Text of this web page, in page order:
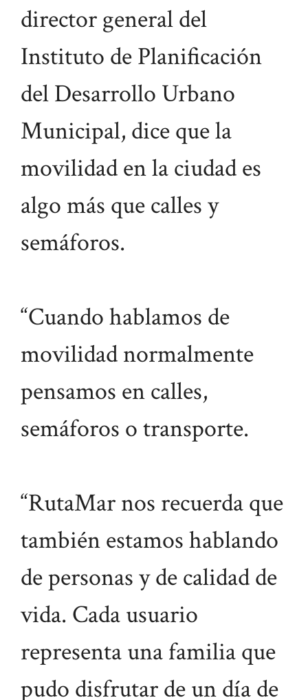
director general del
Instituto de Planificación
del Desarrollo Urbano
Municipal, dice que la
movilidad en la ciudad es
algo más que calles y
semáforos.
“Cuando hablamos de
movilidad normalmente
pensamos en calles,
semáforos o transporte.
“RutaMar nos recuerda que
también estamos hablando
de personas y de calidad de
vida. Cada usuario
representa una familia que
pudo disfrutar de un día de